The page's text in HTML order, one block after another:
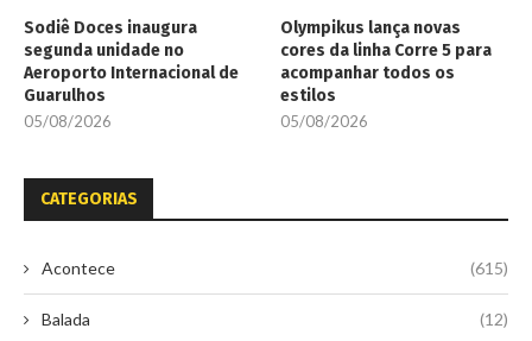
Sodiê Doces inaugura
segunda unidade no
Aeroporto Internacional de
Guarulhos
05/08/2026
Olympikus lança novas
cores da linha Corre 5 para
acompanhar todos os
estilos
05/08/2026
CATEGORIAS
Acontece (615)
Balada (12)